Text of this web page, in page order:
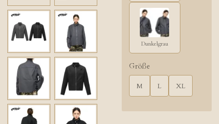
Dunkelgrau
Größe
M L XL